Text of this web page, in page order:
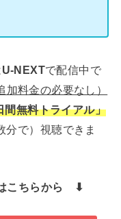
U-NEXTで配信中で
料金の必要なし）
間無料トライアル」
分で）視聴できま
こちらから ⬇︎